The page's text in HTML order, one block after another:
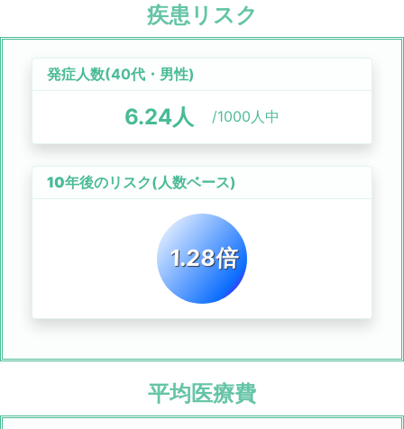
疾患リスク
発症人数(40代 ・ 男性)
6.24人 /1000人中
10年後のリスク(人数ベース)
1.28倍
平均医療費